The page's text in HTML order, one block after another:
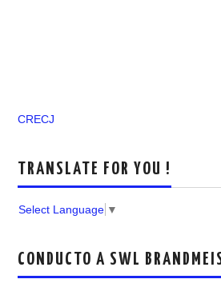
CRECJ
TRANSLATE FOR YOU !
Select Language ▼
CONDUCTO A SWL